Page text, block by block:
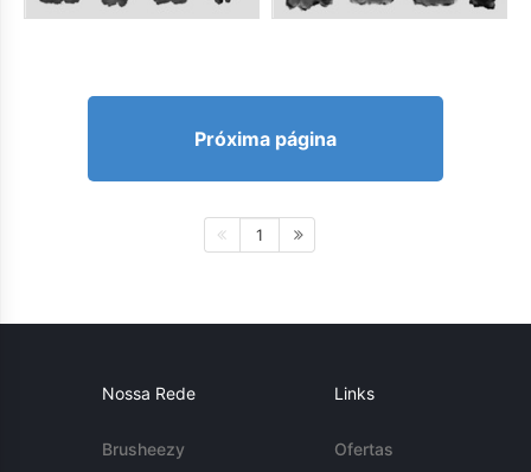
Próxima página
1
Nossa Rede
Brusheezy
Links
Ofertas